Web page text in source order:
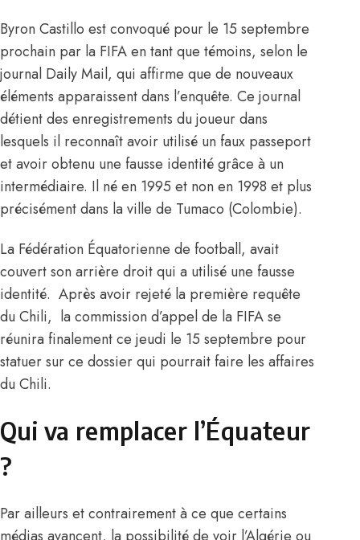
Byron Castillo est convoqué pour le 15 septembre
prochain par la FIFA en tant que témoins, selon le
journal Daily Mail, qui affirme que de nouveaux
éléments apparaissent dans l’enquête. Ce journal
détient des enregistrements du joueur dans
lesquels il reconnaît avoir utilisé un faux passeport
et avoir obtenu une fausse identité grâce à un
intermédiaire. Il né en 1995 et non en 1998 et plus
précisément dans la ville de Tumaco (Colombie).
La Fédération Équatorienne de football, avait
couvert son arrière droit qui a utilisé une fausse
identité. Après avoir rejeté la première requête
du Chili, la commission d’appel de la FIFA se
réunira finalement ce jeudi le 15 septembre pour
statuer sur ce dossier qui pourrait faire les affaires
du Chili.
Qui va remplacer l’Équateur
?
Par ailleurs et contrairement à ce que certains
médias avancent, la possibilité de voir l’Algérie ou